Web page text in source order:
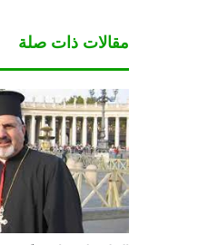
مقالات ذات صلة